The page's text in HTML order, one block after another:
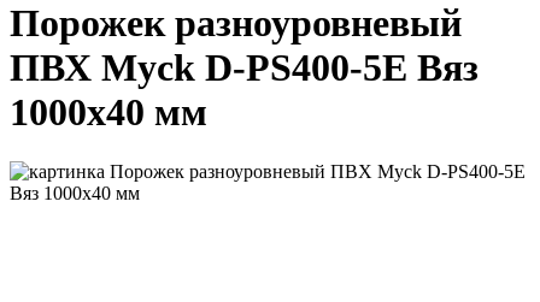
Порожек разноуровневый
ПВХ Myck D-PS400-5Е Вяз
1000х40 мм